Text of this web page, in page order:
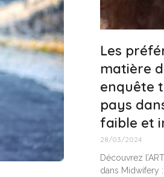
Les
matière
enquête
pays
faible et
28/03/2024
Découvrez
dans Midwifery